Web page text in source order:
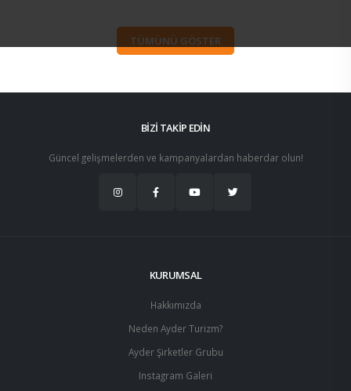
TÜMÜNÜ GÖSTER
BİZİ TAKİP EDİN
Güncel gelişmelerden ve kampanyalardan haberdar olun!
KURUMSAL
Hakkımızda
Neden Ayder Turizm?
Ayder Şirketler Grubu
Instagram Galeri